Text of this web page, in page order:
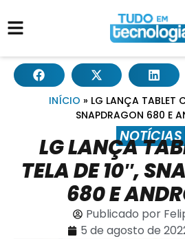
INÍCIO » LG LANÇA TABLET
SNAPDRAGON 680 E
NOTÍCIAS
LG LANÇA
TELA DE 10″,
680 E
Publicado por
5 de agosto de